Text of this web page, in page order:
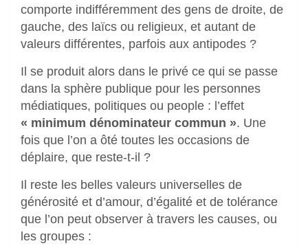
comporte indifféremment des gens de droite, de
gauche, des laïcs ou religieux, et autant de
valeurs différentes, parfois aux antipodes ?
Il se produit alors dans le privé ce qui se passe
dans la sphère publique pour les personnes
médiatiques, politiques ou people : l’effet
« minimum dénominateur commun ». Une
fois que l’on a ôté toutes les occasions de
déplaire, que reste-t-il ?
Il reste les belles valeurs universelles de
générosité et d’amour, d’égalité et de tolérance
que l’on peut observer à travers les causes, ou
les groupes :